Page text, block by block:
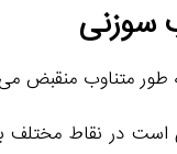
سوزنی
به طور متناوب
در نقاط مختلف